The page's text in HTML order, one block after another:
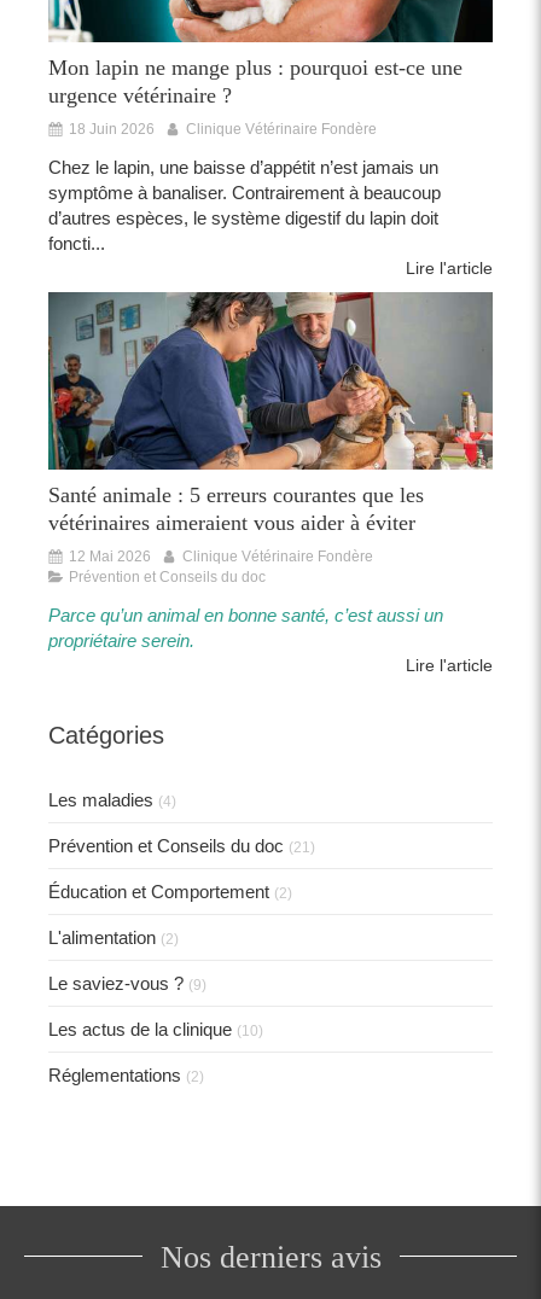
Mon lapin ne mange plus : pourquoi est-ce une
urgence vétérinaire ?
18 Juin 2026 Clinique Vétérinaire Fondère
Chez le lapin, une baisse d’appétit n’est jamais un
symptôme à banaliser. Contrairement à beaucoup
d’autres espèces, le système digestif du lapin doit
foncti...
Lire l'article
Santé animale : 5 erreurs courantes que les
vétérinaires aimeraient vous aider à éviter
12 Mai 2026
Clinique Vétérinaire Fondère
Prévention et Conseils du doc
Parce qu’un animal en bonne santé, c’est aussi un
propriétaire serein.​​
Lire l'article
Catégories
Les maladies (4)
Prévention et Conseils du doc (21)
Éducation et Comportement (2)
L'alimentation (2)
Le saviez-vous ? (9)
Les actus de la clinique (10)
Réglementations (2)
Nos derniers avis